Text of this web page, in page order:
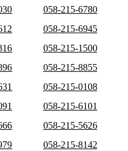
058-215-6780
058-215-6945
058-215-1500
058-215-8855
058-215-0108
058-215-6101
058-215-5626
058-215-8142